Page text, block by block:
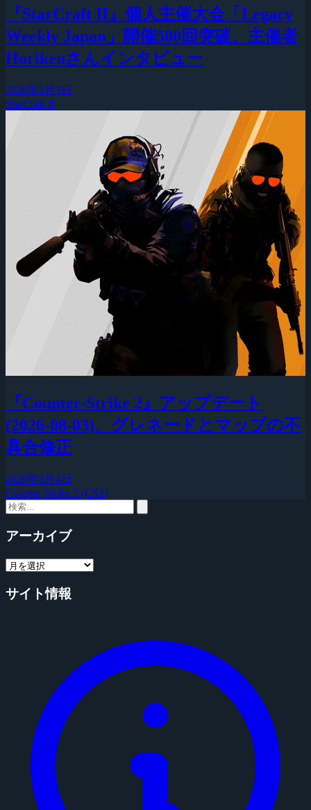
『StarCraft II』個人主催大会「Legacy
Weekly Japan」開催500回突破、主催者
Horikenさんインタビュー
2026年8月5日
StarCraft II
『Counter-Strike 2』アップデート
(2026-08-03)、グレネードとマップの不
具合修正
2026年8月4日
Counter-Strike 2 (CS2)
アーカイブ
サイト情報